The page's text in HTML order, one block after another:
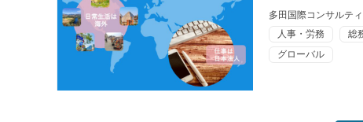
多田国際コンサルテ
人事・労務
総
グローバル